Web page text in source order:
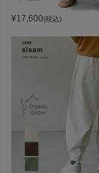
¥17,600(税込)